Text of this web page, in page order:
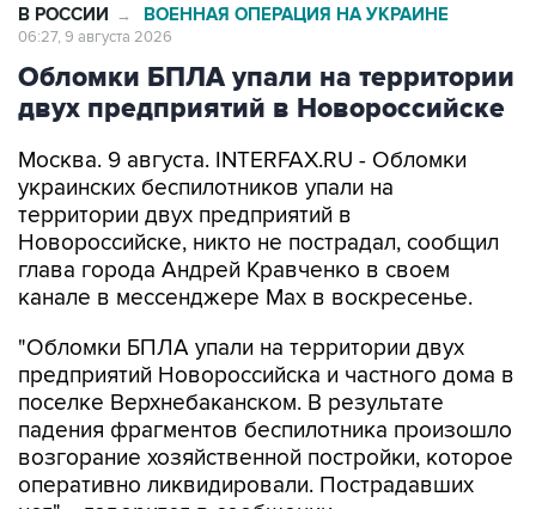
Обломки БПЛА упали на территории
двух предприятий в Новороссийске
Москва. 9 августа. INTERFAX.RU - Обломки
территории двух предприятий в
Новороссийске, никто не пострадал, сообщил
глава города Андрей Кравченко в своем
канале в мессенджере Max в воскресенье.
"Обломки БПЛА упали на территории двух
поселке Верхнебаканском. В результате
падения фрагментов беспилотника произошло
возгорание хозяйственной постройки, которое
оперативно ликвидировали. Пострадавших
нет", - говорится в сообщении.